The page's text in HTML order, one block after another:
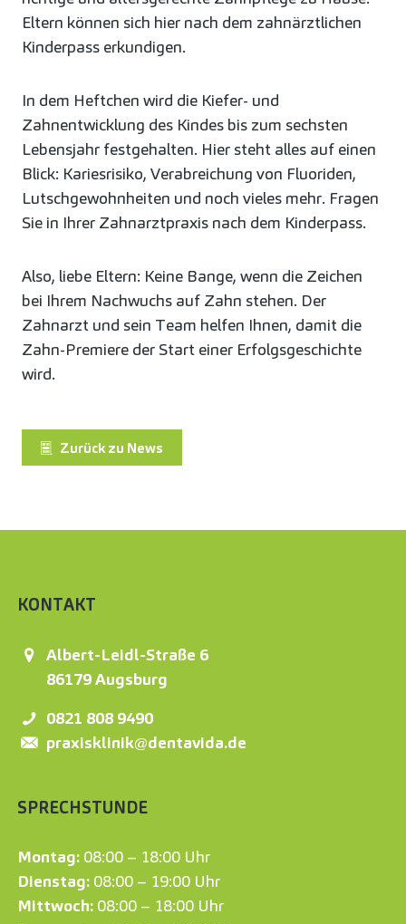
Eltern können sich hier nach dem zahnärztlichen
Kinderpass erkundigen.
In dem Heftchen wird die Kiefer- und
Zahnentwicklung des Kindes bis zum sechsten
Lebensjahr festgehalten. Hier steht alles auf einen
Blick: Kariesrisiko, Verabreichung von Fluoriden,
Lutschgewohnheiten und noch vieles mehr. Fragen
Sie in Ihrer Zahnarztpraxis nach dem Kinderpass.
Also, liebe Eltern: Keine Bange, wenn die Zeichen
bei Ihrem Nachwuchs auf Zahn stehen. Der
Zahnarzt und sein Team helfen Ihnen, damit die
Zahn-Premiere der Start einer Erfolgsgeschichte
wird.
Zurück zu News
KONTAKT
Albert-Leidl-Straße 6
86179Augsburg
0821 808 9490
praxisklinik@dentavida.de
SPRECHSTUNDE
Montag: 08:00 – 18:00 Uhr
Dienstag: 08:00 – 19:00 Uhr
Mittwoch: 08:00 – 18:00 Uhr